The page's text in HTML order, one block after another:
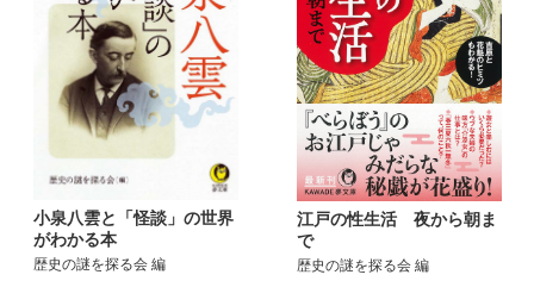
小泉八雲と「怪談」の世界
がわかる本
歴史の謎を探る会 編
江戸の性生活 夜から朝ま
で
歴史の謎を探る会 編